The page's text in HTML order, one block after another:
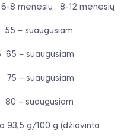
6-8 mėnesių 8-12 mėnesių
55 – suaugusiam
65 – suaugusiam
75 – suaugusiam
80 – suaugusiam
93,5 g/100 g (džiovinta